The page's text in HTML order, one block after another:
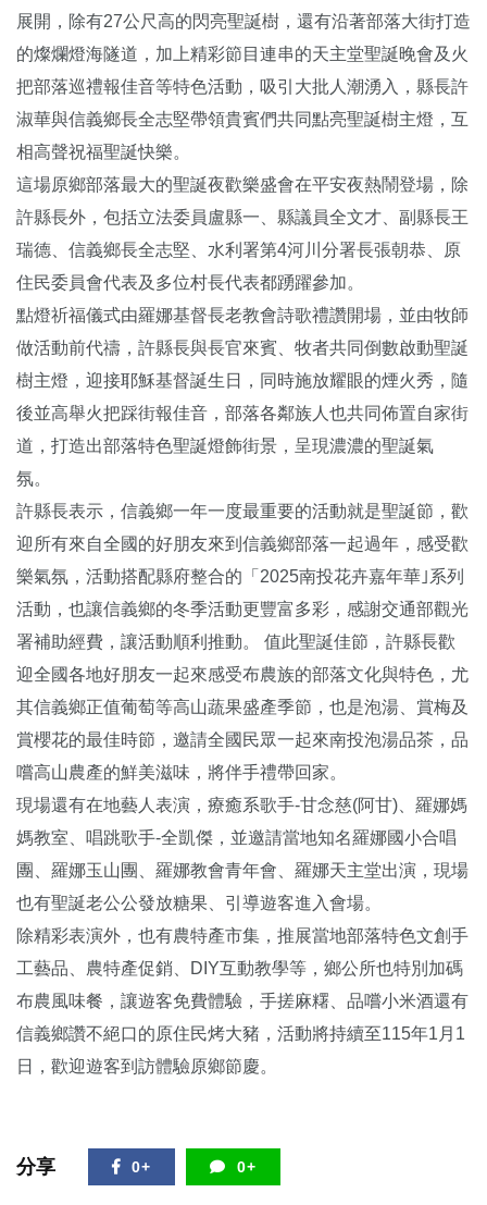
展開，除有27公尺高的閃亮聖誕樹，還有沿著部落大街打造
的燦爛燈海隧道，加上精彩節目連串的天主堂聖誕晚會及火
把部落巡禮報佳音等特色活動，吸引大批人潮湧入，縣長許
淑華與信義鄉長全志堅帶領貴賓們共同點亮聖誕樹主燈，互
相高聲祝福聖誕快樂。
這場原鄉部落最大的聖誕夜歡樂盛會在平安夜熱鬧登場，除
許縣長外，包括立法委員盧縣一、縣議員全文才、副縣長王
瑞德、信義鄉長全志堅、水利署第4河川分署長張朝恭、原
住民委員會代表及多位村長代表都踴躍參加。
點燈祈福儀式由羅娜基督長老教會詩歌禮讚開場，並由牧師
做活動前代禱，許縣長與長官來賓、牧者共同倒數啟動聖誕
樹主燈，迎接耶穌基督誕生日，同時施放耀眼的煙火秀，隨
後並高舉火把踩街報佳音，部落各鄰族人也共同佈置自家街
道，打造出部落特色聖誕燈飾街景，呈現濃濃的聖誕氣
氛。
許縣長表示，信義鄉一年一度最重要的活動就是聖誕節，歡
迎所有來自全國的好朋友來到信義鄉部落一起過年，感受歡
樂氣氛，活動搭配縣府整合的「2025南投花卉嘉年華｣系列
活動，也讓信義鄉的冬季活動更豐富多彩，感謝交通部觀光
署補助經費，讓活動順利推動。 值此聖誕佳節，許縣長歡
迎全國各地好朋友一起來感受布農族的部落文化與特色，尤
其信義鄉正值葡萄等高山蔬果盛產季節，也是泡湯、賞梅及
賞櫻花的最佳時節，邀請全國民眾一起來南投泡湯品茶，品
嚐高山農產的鮮美滋味，將伴手禮帶回家。
現場還有在地藝人表演，療癒系歌手-甘念慈(阿甘)、羅娜媽
媽教室、唱跳歌手-全凱傑，並邀請當地知名羅娜國小合唱
團、羅娜玉山團、羅娜教會青年會、羅娜天主堂出演，現場
也有聖誕老公公發放糖果、引導遊客進入會場。
除精彩表演外，也有農特產市集，推展當地部落特色文創手
工藝品、農特產促銷、DIY互動教學等，鄉公所也特別加碼
布農風味餐，讓遊客免費體驗，手搓麻糬、品嚐小米酒還有
信義鄉讚不絕口的原住民烤大豬，活動將持續至115年1月1
日，歡迎遊客到訪體驗原鄉節慶。
分享 0+ 0+